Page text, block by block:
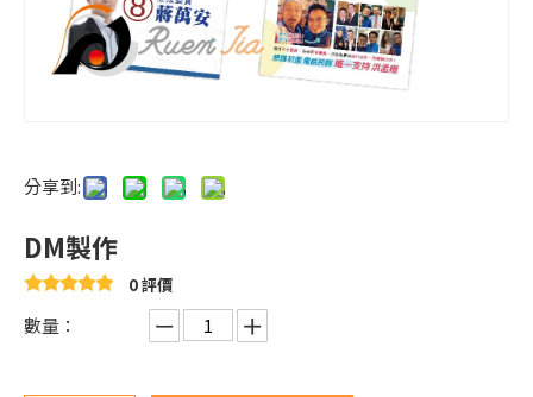
分享到:
DM製作
0 評價
數量：